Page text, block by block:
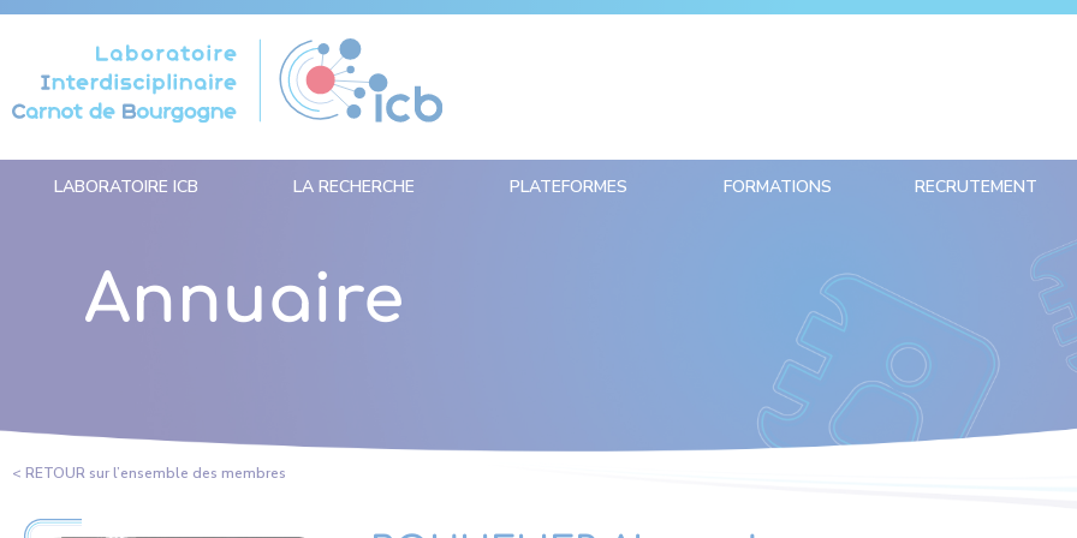
LABORATOIRE ICB LA RECHERCHE PLATEFORMES FORMATIONS RECRUTEMENT
Annuaire
< RETOUR sur l’ensemble des membres
Panneau de gestion des cookies